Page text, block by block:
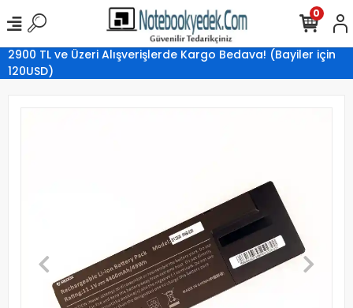
2900 TL ve Üzeri Alışverişlerde Kargo Bedava! (Bayiler için
120USD)
0